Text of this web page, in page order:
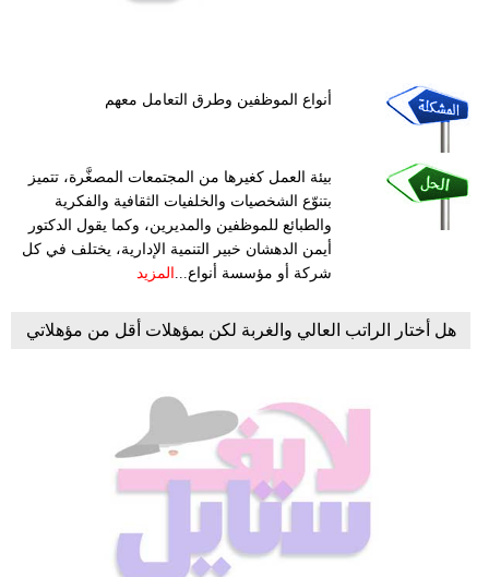
أنواع الموظفين وطرق التعامل معهم
بيئة العمل كغيرها من المجتمعات المصغَّرة، تتميز
بتنوّع الشخصيات والخلفيات الثقافية والفكرية
والطبائع للموظفين والمديرين، وكما يقول الدكتور
أيمن الدهشان خبير التنمية الإدارية، يختلف في كل
شركة أو مؤسسة أنواع...
المزيد
هل أختار الراتب العالي والغربة لكن بمؤهلات أقل من مؤهلاتي